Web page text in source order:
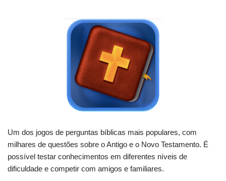
Um dos jogos de perguntas bíblicas mais populares, com
milhares de questões sobre o Antigo e o Novo Testamento. É
possível testar conhecimentos em diferentes níveis de
dificuldade e competir com amigos e familiares.